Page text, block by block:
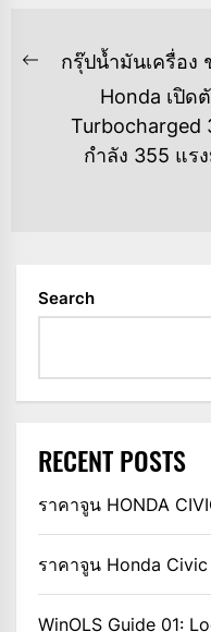
POST
NAVIGATION
Previous
กรุ๊ปน้ำมันเครื่อง
Honda เปิด
Turbocharged
กำลัง 355 แร
Search
RECENT POSTS
ราคาจูน HONDA
ราคาจูน Honda
WinOLS Guide 01: